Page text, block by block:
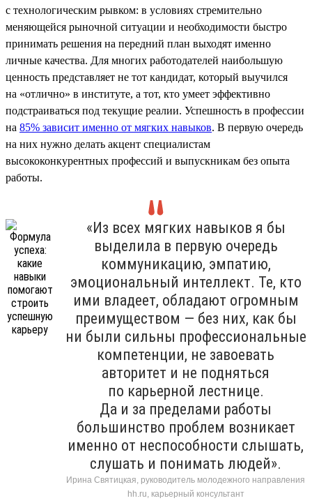
с технологическим рывком: в условиях стремительно
меняющейся рыночной ситуации и необходимости быстро
принимать решения на передний план выходят именно
личные качества. Для многих работодателей наибольшую
ценность представляет не тот кандидат, который выучился
на «отлично» в институте, а тот, кто умеет эффективно
подстраиваться под текущие реалии. Успешность в профессии
на 85% зависит именно от мягких навыков. В первую очередь
на них нужно делать акцент специалистам
высококонкурентных профессий и выпускникам без опыта
работы.
«Из всех мягких навыков я бы
выделила в первую очередь
коммуникацию, эмпатию,
эмоциональный интеллект. Те, кто
ими владеет, обладают огромным
преимуществом — без них, как бы
ни были сильны профессиональные
компетенции, не завоевать
авторитет и не подняться
по карьерной лестнице.
Да и за пределами работы
большинство проблем возникает
именно от неспособности слышать,
слушать и понимать людей».
Ирина Святицкая, руководитель молодежного направления
hh.ru, карьерный консультант